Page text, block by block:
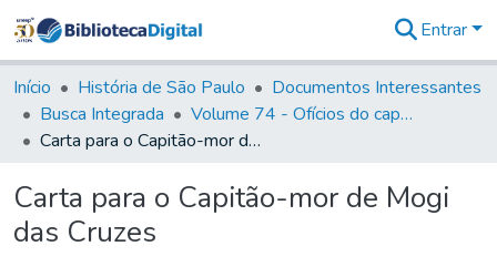
&
Coleções
Tudo na
Biblioteca
Estatísticas
Entrar
Início História de São Paulo
Documentos Interessantes
Busca Integrada
Volume 74 - Ofícios do capitão General Martim Lopes Lobo de Saldanha às Câmaras e Comandantes da Capitania (1775)
Carta para o Capitão-mor de Mogi das Cruzes
Carta para o Capitão-mor de Mogi
das Cruzes